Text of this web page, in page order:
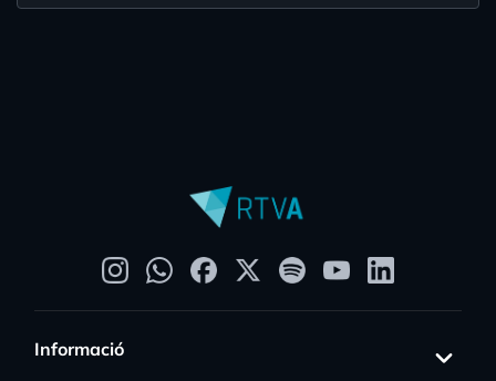
Informació